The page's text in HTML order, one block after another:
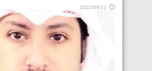
2022/09/21